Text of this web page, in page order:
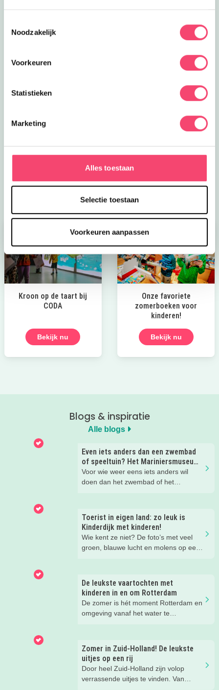
Noodzakelijk
Voorkeuren
Statistieken
Marketing
Alles toestaan
Selectie toestaan
Voorkeuren aanpassen
Nog lekker lang zomervakantie! Op zoek naar leuke
musea en kinderworkshops tot trampolinepark en
spetterpret. Stuk voor stuk aanraders!
Naar de zomertips
Kroon op de taart bij
CODA
Bekijk nu
Onze favoriete
zomerboeken voor
kinderen!
Bekijk nu
Blogs & inspiratie
Alle blogs
Even iets anders dan een zwembad
of speeltuin? Het Mariniersmuseum
bleek een schot in de roos.
Voor wie weer eens iets anders wil
doen dan het zwembad of het
eerste meiweek waarin vrijheid
centraal staat, is het een mooi moment
om hier eens wat langer bij stil te
staan. Dus bezocht onze kidsreporter
met haar zoons het Mariniersmuseum
Toerist in eigen land: zo leuk is
Kinderdijk met kinderen!
Wie kent ze niet? De foto’s met veel
groen, blauwe lucht en molens op een
zijn veel Nederlanders er zelf nog nooit
geweest. Dit gold ook voor onze
Kidsproof Reporter Nathalie. Hoogste
tijd om dit UNESCO Werelderfgoed
eens met haar gezin te bezoeken. Een
De leukste vaartochten met
kinderen in en om Rotterdam
De zomer is hét moment Rotterdam en
omgeving vanaf het water te
havens of beleef de
havengeschiedenis vanaf een
historisch schip. Wij kregen bij Port
Pavilion - hét startpunt voor de leukste
havenuitjes - een aantal superleuke
Zomer in Zuid-Holland! De leukste
uitjes op een rij
Door heel Zuid-Holland zijn volop
verrassende uitjes te vinden. Van